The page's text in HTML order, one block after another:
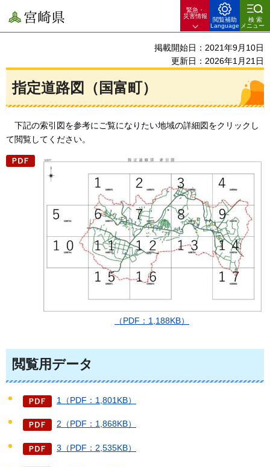
宮崎県
緊急・
災害情報
閲覧補助
Language
検索
メニュー
掲載開始日：2021年9月10日
更新日：2026年1月21日
指定道路図（国富町）
下記の索引図を参考にご覧になりたい地域の詳細図をクリックし
て閲覧してください。
（PDF：1,188KB）
閲覧用データ
1（PDF：1,801KB）
2（PDF：1,868KB）
3（PDF：2,535KB）